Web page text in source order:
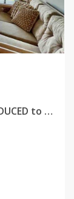
Caribbean Lake - COCOTAL | Price REDUCED to US$289,000 FURNISHED